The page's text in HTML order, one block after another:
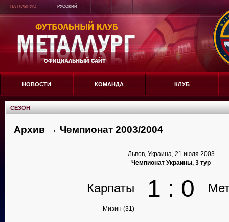
НА ГЛАВНУЮ РУССКИЙ
НОВОСТИ КОМАНДА КЛУБ
СЕЗОН
Архив → Чемпионат 2003/2004
Львов, Украина, 21 июля 2003
Чемпионат Украины, 3 тур
Карпаты 1 : 0
Мизин (31)